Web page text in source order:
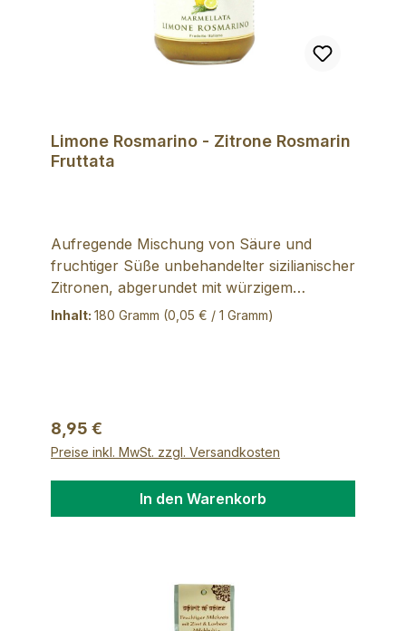
davon gesättigte Fettsäuren 10 g
Kohlenhydrate 71 g - davon Zucker 68 g
Eiweiß 4,30 g Salz 0,13 g
Limone Rosmarino - Zitrone Rosmarin
Fruttata
Aufregende Mischung von Säure und
fruchtiger Süße unbehandelter sizilianischer
Zitronen, abgerundet mit würzigem
Rosmarin. Raffinierter Akzent durch feine
Inhalt: 180 Gramm (0,05 € / 1 Gramm)
Regulärer Preis:
8,95 €
Preise inkl. MwSt. zzgl. Versandkosten
In den Warenkorb